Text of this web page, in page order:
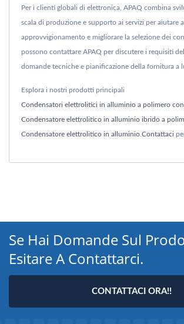
Per i clienti globali di elettronica, APAQ combina
scala di produzione e supporto ai servizi per aiutare
approvvigionamento e migliorare la selezione dei
possono contattare APAQ per discutere i requisiti
domande tecniche e pianificazione della fornitura a
Esplora i nostri prodotti principali
Condensatori elettrolitici in alluminio a polimero
Condensatore elettrolitico in alluminio ibrido a
Condensatore elettrolitico in alluminio.Contattaci
Se Hai Domande Sul
Esitare A Contattarci.
CONTATTACI ORA!!